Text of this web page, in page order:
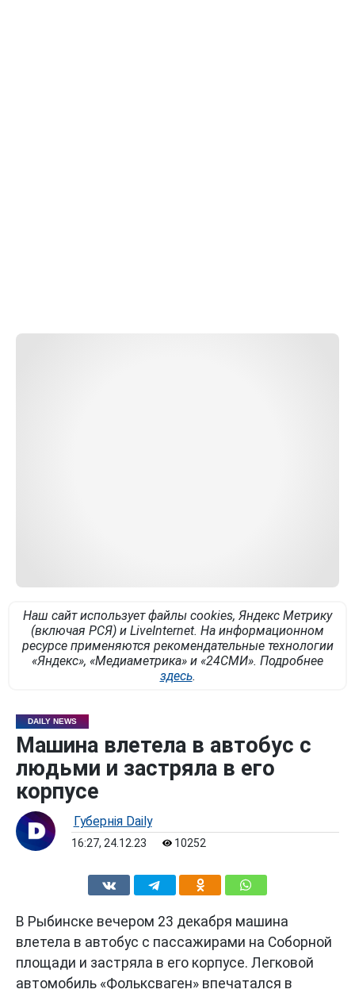
Наш сайт использует файлы cookies, Яндекс Метрику
(включая РСЯ) и LiveInternet. На информационном
ресурсе применяются рекомендательные технологии
«Яндекс», «Медиаметрика» и «24СМИ». Подробнее
здесь.
DAILY NEWS
Машина влетела в автобус с
людьми и застряла в его
корпусе
Губернiя Daily
16:27, 24.12.23 10252
В Рыбинске вечером 23 декабря машина
влетела в автобус с пассажирами на Соборной
площади и застряла в его корпусе. Легковой
автомобиль «Фольксваген» впечатался в